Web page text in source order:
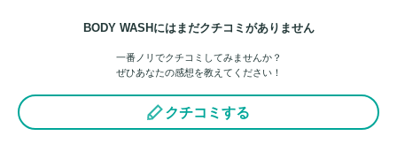
女性の魅力を引き立てる、爽やかで品のあるボタニカルリリ
バスルームいっぱいに広がる香りが、1日の疲れを解きほぐ
す癒やしの時間を演出します。
入浴後も肌にほのかな残り香が漂い、清潔感のある印象を後
BODY WASHにはまだクチコミがありません
一番ノリでクチコミしてみませんか？
ぜひあなたの感想を教えてください！
クチコミする